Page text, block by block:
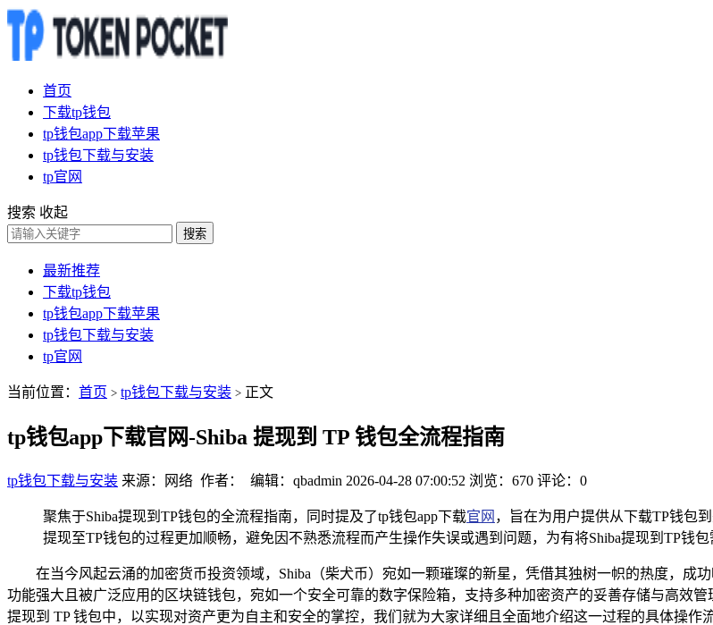
首页
下载tp钱包
tp钱包app下载苹果
tp钱包下载与安装
tp官网
搜索 收起
搜索
最新推荐
下载tp钱包
tp钱包app下载苹果
tp钱包下载与安装
tp官网
当前位置： 首页 > tp钱包下载与安装 > 正文
tp钱包app下载官网-Shiba 提现到 TP 钱包全流程指南
tp钱包下载与安装 来源：网络 作者： 编辑：qbadmin 2026-04-28 07:00:52 浏览：670 评论：0
聚焦于Shiba提现到TP钱包的全流程指南，同时提及了tp钱包app下载官网 ，旨在为用户提供从下载TP钱包
提现至TP钱包的过程更加顺畅，避免因不熟悉流程而产生操作失误或遇到问题，为有将Shiba提现到TP钱
在当今风起云涌的加密货币投资领域，Shiba（柴犬币）宛如一颗璀璨的新星，凭借其独树一帜的热度，成
功能强大且被广泛应用的区块链钱包，宛如一个安全可靠的数字保险箱，支持多种加密资产的妥善存储与高效
提现到 TP 钱包中，以实现对资产更为自主和安全的掌控，我们就为大家详细且全面地介绍这一过程的具体操作